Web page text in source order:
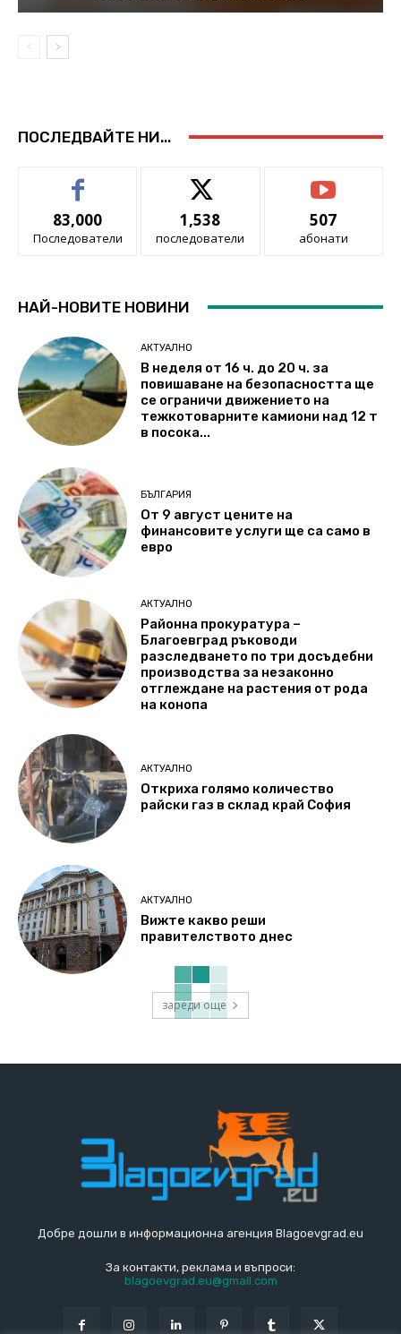
ПОСЛЕДВАЙТЕ НИ...
83,000
Последователи
1,538
последователи
507
абонати
НАЙ-НОВИТЕ НОВИНИ
АКТУАЛНО
В неделя от 16 ч. до 20 ч. за
повишаване на безопасността ще
се ограничи движението на
тежкотоварните камиони над 12 т
в посока...
БЪЛГАРИЯ
От 9 август цените на
финансовите услуги ще са само в
евро
АКТУАЛНО
Районна прокуратура –
Благоевград ръководи
разследването по три досъдебни
производства за незаконно
отглеждане на растения от рода
на конопа
АКТУАЛНО
Откриха голямо количество
райски газ в склад край София
АКТУАЛНО
Вижте какво реши
правителството днес
зареди още
Добре дошли в информационна агенция Blagoevgrad.eu
За контакти, реклама и въпроси:
blagoevgrad.eu@gmail.com